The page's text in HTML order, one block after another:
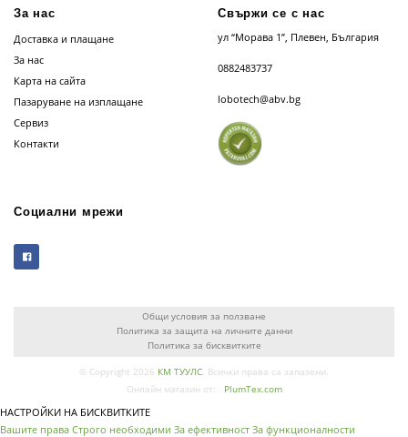
За нас
Доставка и плащане
За нас
Карта на сайта
Пазаруване на изплащане
Сервиз
Контакти
Свържи се с нас
ул “Морава 1”, Плевен, България
0882483737
lobotech@abv.bg
Социални мрежи
Общи условия за ползване
Политика за защита на личните данни
Политика за бисквитките
© Copyright 2026 КМ ТУУЛС. Всички права са запазени.
Онлайн магазин от:
PlumTex.com
НАСТРОЙКИ НА БИСКВИТКИТЕ
Вашите права Строго необходими За ефективност За функционалности